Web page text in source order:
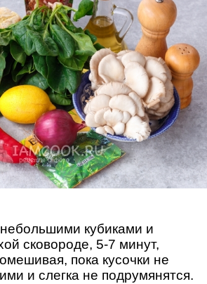
кубиками и
сковороде, 5-7 минут,
пока кусочки не
и слегка не подрумянятся.